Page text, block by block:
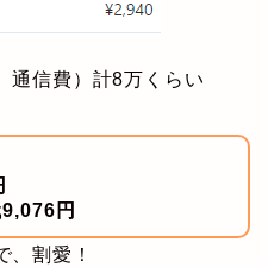
通信費）計8万くらい
円
、割愛！